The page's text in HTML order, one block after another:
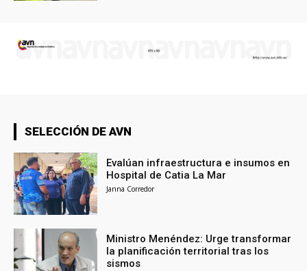
SELECCIÓN DE AVN
Evalúan infraestructura e insumos en
Hospital de Catia La Mar
Janna Corredor
Ministro Menéndez: Urge transformar
la planificación territorial tras los
sismos